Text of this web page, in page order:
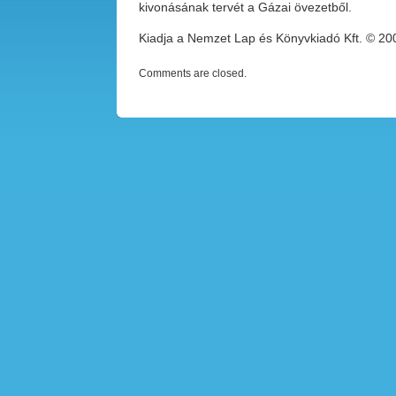
kivonásának tervét a Gázai övezetből.
Kiadja a Nemzet Lap és Könyvkiadó Kft. ©
Comments are closed.